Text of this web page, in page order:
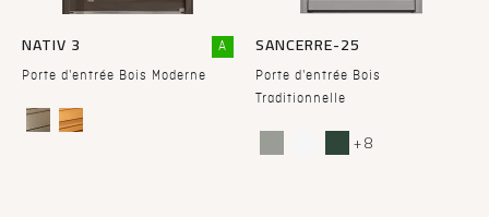
NATIV 3
Porte d'entrée Bois Moderne
A SANCERRE-25
Porte d'entrée Bois
Traditionnelle
+ 8